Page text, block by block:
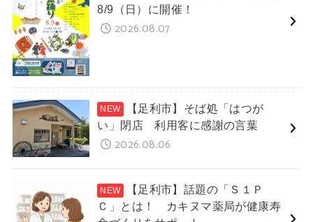
8/9（日）に開催！
2026.08.07
【足利市】そば処「はつが
い」閉店 利用客に感謝の言葉
2026.08.06
【足利市】話題の「Ｓ１Ｐ
Ｃ」とは！ カキヌマ薬局が健康寿